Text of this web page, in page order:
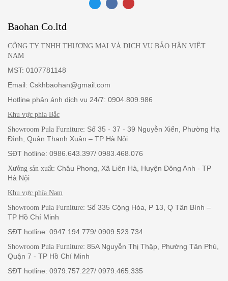
mái cho các căn hộ chung cư hoặc những căn hộ nhỏ. Sản phẩm
cho không gian sống.
Bộ sản phẩm là hàng nhập khẩu nên thường có sẵn, có thể giao
ngay trong ngày. Vui lòng liên hệ với Pula để đặt mua với giá ưu
Baohan Co.ltd
CÔNG TY TNHH THƯƠNG MẠI VÀ DỊCH VỤ BẢO HÂN VIỆT
NAM
MST: 0107781148
Email: Cskhbaohan@gmail.com
Hotline phản ánh dịch vụ 24/7: 0904.809.986
Khu vực phía Bắc
Showroom Pula Furniture: Số 35 - 37 - 39 Nguyễn Xiển, Phường Hạ
Đình, Quận Thanh Xuân – TP Hà Nội
SĐT hotline: 0986.643.397/ 0983.468.076
Xưởng sản xuất: Châu Phong, Xã Liên Hà, Huyện Đông Anh - TP
Hà Nội
Khu vực phía Nam
Showroom Pula Furniture: Số 335 Cộng Hòa, P 13, Q Tân Bình –
TP Hồ Chí Minh
SĐT hotline: 0947.194.779/ 0909.523.734
Showroom Pula Furniture: 85A Nguyễn Thị Thập, Phường Tân Phú,
Quận 7 - TP Hồ Chí Minh
SĐT hotline: 0979.757.227/ 0979.465.335